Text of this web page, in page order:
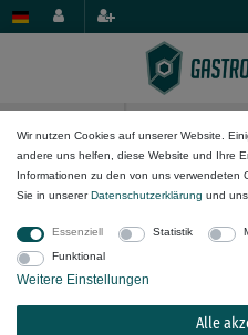
Geräte/Anwendung
Alle
Wir nutzen Cookies auf unserer Website.
andere uns helfen, diese Website und Ihre
Informationen zu den von uns verwendeten
Sie in unsererDaten­schutz­erklärung und
Essenziell Statistik
Funktional
Weitere Einstellungen
Alle